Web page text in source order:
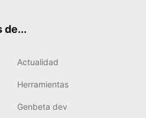
de...
Actualidad
Herramientas
Genbeta dev